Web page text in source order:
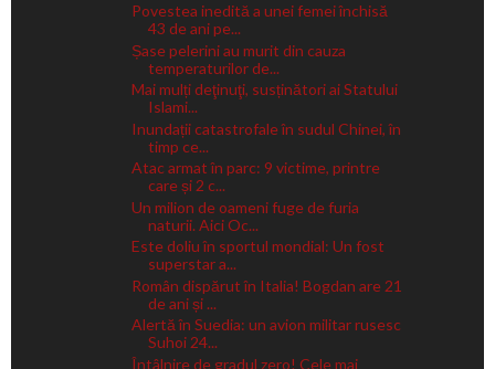
Povestea inedită a unei femei închisă
43 de ani pe...
Șase pelerini au murit din cauza
temperaturilor de...
Mai mulți deţinuţi, susținători ai Statului
Islami...
Inundații catastrofale în sudul Chinei, în
timp ce...
Atac armat în parc: 9 victime, printre
care și 2 c...
Un milion de oameni fuge de furia
naturii. Aici Oc...
Este doliu în sportul mondial: Un fost
superstar a...
Român dispărut în Italia! Bogdan are 21
de ani și ...
Alertă în Suedia: un avion militar rusesc
Suhoi 24...
Întâlnire de gradul zero! Cele mai